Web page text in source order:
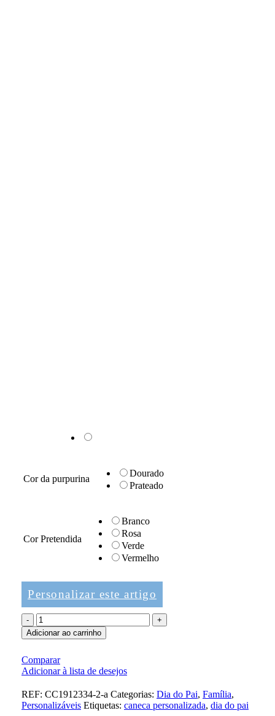
Cor da purpurina
Dourado
Prateado
Cor Pretendida
Branco
Rosa
Verde
Vermelho
Personalizar este artigo
Quantidade
de
Caneca
és
o
pai
Adicionar ao carrinho
Comparar
Adicionar à lista de desejos
REF: CC1912334-2-a Categorias: Dia do Pai, Família,
Personalizáveis Etiquetas: caneca personalizada, dia do pai